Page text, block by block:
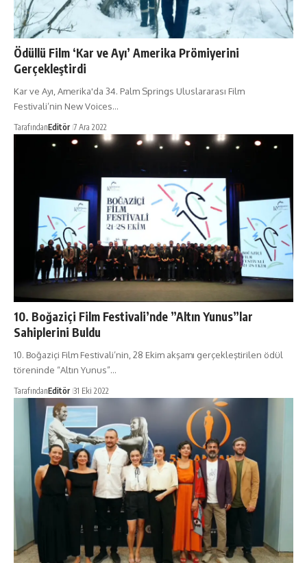
Ödüllü Film ‘Kar ve Ayı’ Amerika Prömiyerini
Gerçekleştirdi
Kar ve Ayı, Amerika'da 34. Palm Springs Uluslararası Film
Festivali’nin New Voices…
TarafındanEditör 7 Ara 2022
10. Boğaziçi Film Festivali’nde ”Altın Yunus”lar
Sahiplerini Buldu
10. Boğaziçi Film Festivali’nin, 28 Ekim akşamı gerçekleştirilen ödül
töreninde “Altın Yunus”…
TarafındanEditör 31 Eki 2022